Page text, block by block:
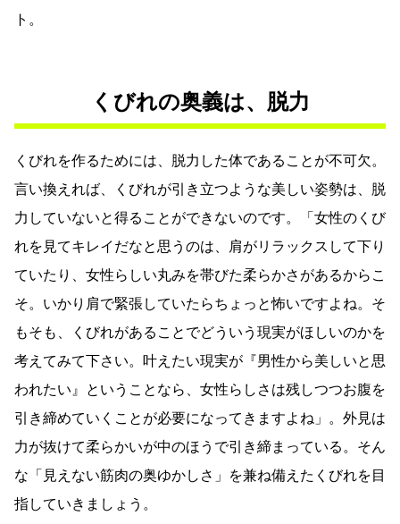
ト。
くびれの奥義は、脱力
くびれを作るためには、脱力した体であることが不可欠。
言い換えれば、くびれが引き立つような美しい姿勢は、脱
力していないと得ることができないのです。「女性のくび
れを見てキレイだなと思うのは、肩がリラックスして下り
ていたり、女性らしい丸みを帯びた柔らかさがあるからこ
そ。いかり肩で緊張していたらちょっと怖いですよね。そ
もそも、くびれがあることでどういう現実がほしいのかを
考えてみて下さい。叶えたい現実が『男性から美しいと思
われたい』ということなら、女性らしさは残しつつお腹を
引き締めていくことが必要になってきますよね」。外見は
力が抜けて柔らかいが中のほうで引き締まっている。そん
な「見えない筋肉の奥ゆかしさ」を兼ね備えたくびれを目
指していきましょう。